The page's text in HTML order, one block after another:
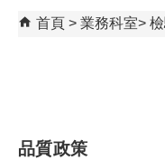
首頁 業務科室
品質政策